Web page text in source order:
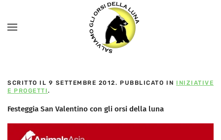
SCRITTO IL9 SETTEMBRE 2012. PUBBLICATO IN INIZIATIVE
E PROGETTI.
Festeggia San Valentino con gli orsi della luna